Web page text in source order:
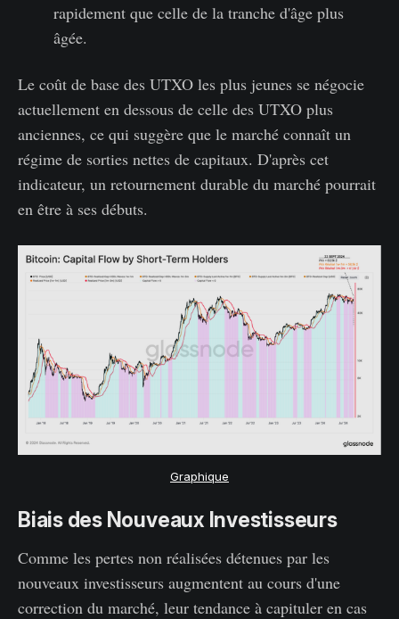
rapidement que celle de la tranche d'âge plus
âgée.
Le coût de base des UTXO les plus jeunes se négocie
actuellement en dessous de celle des UTXO plus
anciennes, ce qui suggère que le marché connaît un
régime de sorties nettes de capitaux. D'après cet
indicateur, un retournement durable du marché pourrait
en être à ses débuts.
Graphique
Biais des Nouveaux Investisseurs
Comme les pertes non réalisées détenues par les
nouveaux investisseurs augmentent au cours d'une
correction du marché, leur tendance à capituler en cas